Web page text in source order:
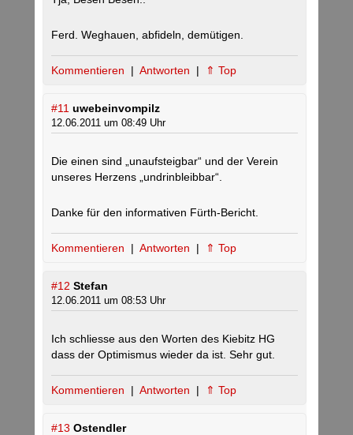
Ferd. Weghauen, abfideln, demütigen.
Kommentieren | Antworten | ⇑ Top
#11 uwebeinvompilz
12.06.2011 um 08:49 Uhr
Die einen sind „unaufsteigbar“ und der Verein
unseres Herzens „undrinbleibbar“.
Danke für den informativen Fürth-Bericht.
Kommentieren | Antworten | ⇑ Top
#12 Stefan
12.06.2011 um 08:53 Uhr
Ich schliesse aus den Worten des Kiebitz HG
dass der Optimismus wieder da ist. Sehr gut.
Kommentieren | Antworten | ⇑ Top
#13 Ostendler